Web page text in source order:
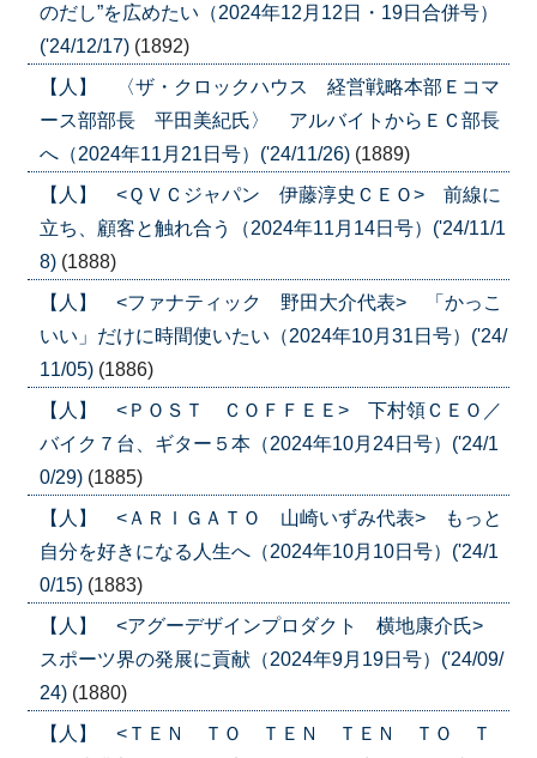
のだし”を広めたい（2024年12月12日・19日合併号）
('24/12/17) (1892)
【人】 〈ザ・クロックハウス 経営戦略本部Ｅコマ
ース部部長 平田美紀氏〉 アルバイトからＥＣ部長
へ（2024年11月21日号）('24/11/26) (1889)
【人】 <ＱＶＣジャパン 伊藤淳史ＣＥＯ> 前線に
立ち、顧客と触れ合う（2024年11月14日号）('24/11/1
8) (1888)
【人】 <ファナティック 野田大介代表> 「かっこ
いい」だけに時間使いたい（2024年10月31日号）('24/
11/05) (1886)
【人】 <ＰＯＳＴ ＣＯＦＦＥＥ> 下村領ＣＥＯ／
バイク７台、ギター５本（2024年10月24日号）('24/1
0/29) (1885)
【人】 <ＡＲＩＧＡＴＯ 山崎いずみ代表> もっと
自分を好きになる人生へ（2024年10月10日号）('24/1
0/15) (1883)
【人】 <アグーデザインプロダクト 横地康介氏>
スポーツ界の発展に貢献（2024年9月19日号）('24/09/
24) (1880)
【人】 <ＴＥＮ ＴＯ ＴＥＮ ＴＥＮ ＴＯ Ｔ